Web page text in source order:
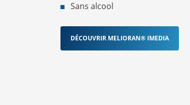
Sans alcool
DÉCOUVRIR MELIORAN® IMEDIA